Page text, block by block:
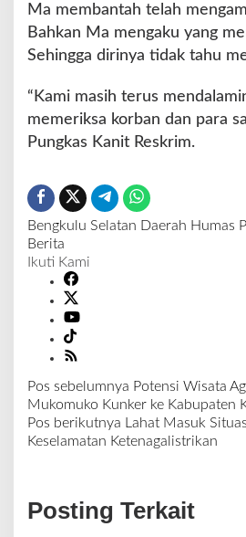
Ma membantah telah
Bahkan Ma mengaku yang
Sehingga dirinya tidak tahu
“Kami masih terus
memeriksa korban dan para
Pungkas Kanit Reskrim.
Bengkulu Selatan Daerah Humas
Berita
Ikuti Kami
N
a
v
a
s
Pos sebelumnya Potensi Wisata
Mukomuko Kunker ke Kabupaten
Pos berikutnya Lahat Masuk
Keselamatan Ketenagalistrikan
Posting Terkait